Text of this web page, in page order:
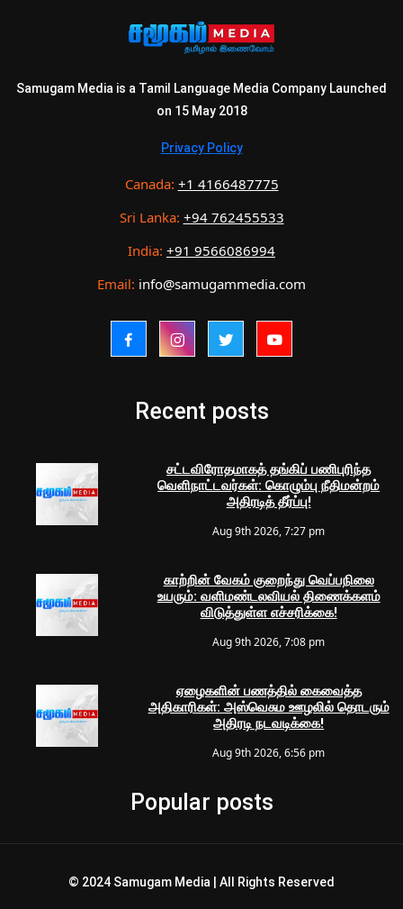
Samugam Media is a Tamil Language Media Company Launched
on 15 May 2018
Privacy Policy
Canada: +1 4166487775
Sri Lanka: +94 762455533
India: +91 9566086994
Email: info@samugammedia.com
Recent posts
சட்டவிரோதமாகத் தங்கிப் பணிபுரிந்த
வெளிநாட்டவர்கள்: கொழும்பு நீதிமன்றம்
அதிரடித் தீர்ப்பு!
Aug 9th 2026, 7:27 pm
காற்றின் வேகம் குறைந்து வெப்பநிலை
உயரும்: வளிமண்டலவியல் திணைக்களம்
விடுத்துள்ள எச்சரிக்கை!
Aug 9th 2026, 7:08 pm
ஏழைகளின் பணத்தில் கைவைத்த
அதிகாரிகள்: அஸ்வெசும ஊழலில் தொடரும்
அதிரடி நடவடிக்கை!
Aug 9th 2026, 6:56 pm
Popular posts
© 2024 Samugam Media | All Rights Reserved